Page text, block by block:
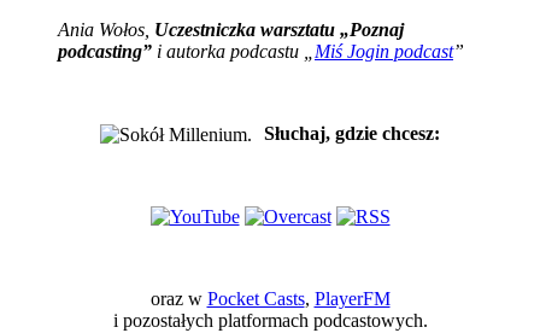
Ania Wołos, Uczestniczka warsztatu „Poznaj
podcasting” i autorka podcastu „ Miś Jogin podcast”
Słuchaj, gdzie chcesz:
oraz w Pocket Casts, PlayerFM
i pozostałych platformach podcastowych.